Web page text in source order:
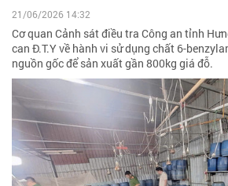
21/06/2026 14:32
Cơ quan Cảnh sát điều tra Công an tỉnh
can Đ.T.Y về hành vi sử dụng chất 6-
nguồn gốc để sản xuất gần 800kg giá đỗ.